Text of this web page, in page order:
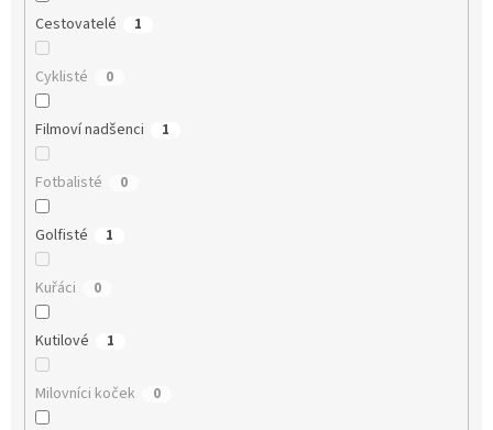
Cestovatelé 1
Cyklisté 0
Filmoví nadšenci 1
Fotbalisté 0
Golfisté 1
Kuřáci 0
Kutilové 1
Milovníci koček 0